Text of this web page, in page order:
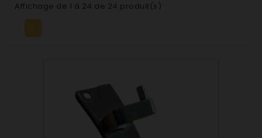
Affichage de 1 à 24 de 24 produit(s)
1